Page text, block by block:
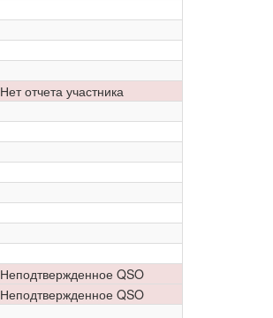
Нет отчета участника
Неподтвержденное QSO
Неподтвержденное QSO